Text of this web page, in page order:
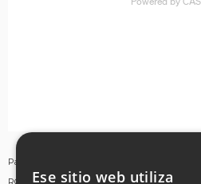
Para los fines establecidos en el artículo 13
RGPD, autorizo ​​la recopilación y el
Ese sitio web utiliza